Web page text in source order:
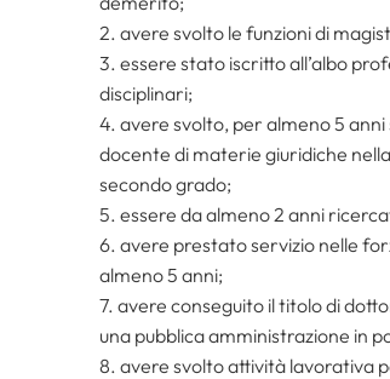
2. avere svolto le funzioni di
3. essere stato iscritto all’albo
disciplinari;
4. avere svolto, per almeno 5
docente di materie giuridiche
secondo grado;
5. essere da almeno 2 anni
6. avere prestato servizio nelle
almeno 5 anni;
7. avere conseguito il titolo di
una pubblica amministrazione in
8. avere svolto attività lavorativa